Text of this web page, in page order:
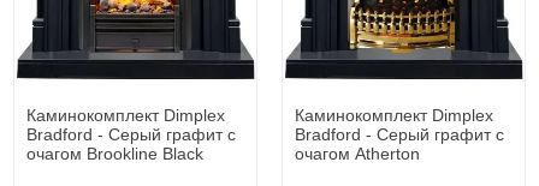
Каминокомплект Dimplex
Bradford - Серый графит с
очагом Brookline Black
Каминокомплект Dimplex
Bradford - Серый графит с
очагом Atherton